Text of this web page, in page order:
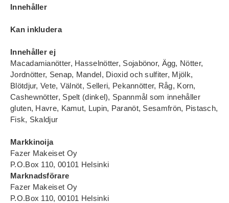
Innehåller
Kan inkludera
Innehåller ej
Macadamianötter, Hasselnötter, Sojabönor, Ägg, Nötter,
Jordnötter, Senap, Mandel, Dioxid och sulfiter, Mjölk,
Blötdjur, Vete, Välnöt, Selleri, Pekannötter, Råg, Korn,
Cashewnötter, Spelt (dinkel), Spannmål som innehåller
gluten, Havre, Kamut, Lupin, Paranöt, Sesamfrön, Pistasch,
Fisk, Skaldjur
Markkinoija
Fazer Makeiset Oy
P.O.Box 110, 00101 Helsinki
Marknadsförare
Fazer Makeiset Oy
P.O.Box 110, 00101 Helsinki